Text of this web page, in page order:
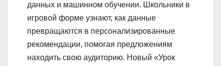
данных и машинном обучении. Школьники в
игровой форме узнают, как данные
превращаются в персонализированные
рекомендации, помогая предложениям
находить свою аудиторию. Новый «Урок